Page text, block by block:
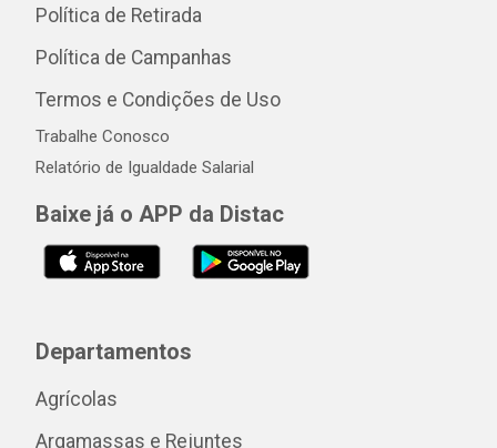
Política de Retirada
Política de Campanhas
Termos e Condições de Uso
Trabalhe Conosco
Relatório de Igualdade Salarial
Baixe já o APP da Distac
Departamentos
Agrícolas
Argamassas e Rejuntes